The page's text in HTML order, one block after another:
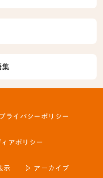
集
プライバシーポリシー
アポリシー
示 アーカイブ